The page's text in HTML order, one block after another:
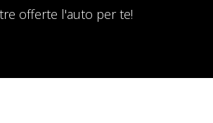
offerte l'auto per te!